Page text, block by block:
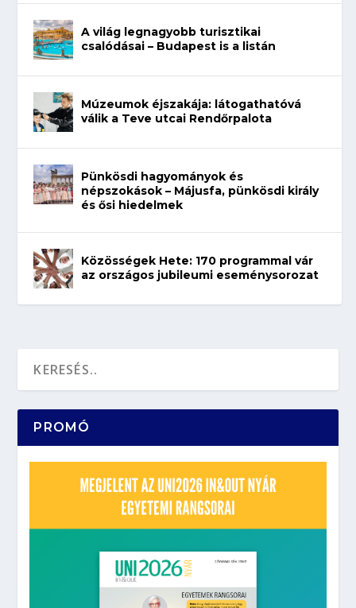
A világ legnagyobb turisztikai
csalódásai – Budapest is a listán
Múzeumok éjszakája: látogathatóvá
válik a Teve utcai Rendőrpalota
Pünkösdi hagyományok és
népszokások – Májusfa, pünkösdi király
és ősi hiedelmek
Közösségek Hete: 170 programmal vár
az országos jubileumi eseménysorozat
PROMÓ